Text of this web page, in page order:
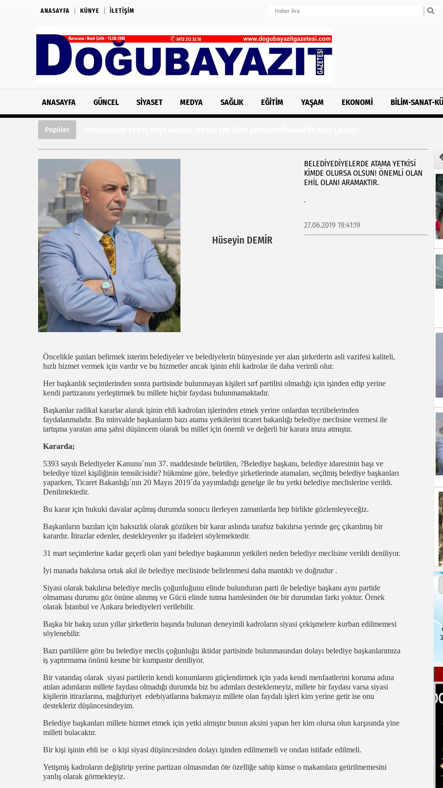
ANASAYFA KÜNYE İLETIŞIM
ANASAYFA GÜNCEL SIYASET MEDYA SAĞLIK EĞITIM YAŞAM EKONOMI BILIM-SANAT-
Popüler
Hüseyin DEMİR
BELEDIYEDIYELERDE ATAMA YETKISI
KIMDE OLURSA OLSUN! ÖNEMLI OLAN
EHIL OLANI ARAMAKTIR.
.
27.06.2019 19:41:19
Öncelikle şunları belirmek isterim belediyeler ve belediyelerin bünyesinde yer alan şirketlerin asli vazifesi kaliteli,
hızlı hizmet vermek için vardır ve bu hizmetler ancak işinin ehli kadrolar ile daha verimli olur.
Her başkanlık seçimlerinden sonra partisinde bulunmayan kişileri sırf partilisi olmadığı için işinden edip yerine
kendi partizanını yerleştirmek bu millete hiçbir faydası bulunmamaktadır.
Başkanlar radikal kararlar alarak işinin ehli kadroları işlerinden etmek yerine onlardan tecrübelerinden
faydalanmalıdır. Bu minvalde başkanların bazı atama yetkilerini ticaret bakanlığı belediye meclisine vermesi ile
tartışma yaratan ama şahsi düşüncem olarak bu millet için önemli ve değerli bir karara imza atmıştır.
Kararda;
5393 sayılı Belediyeler Kanunu´nun 37. maddesinde belirtilen, ?Belediye başkanı, belediye idaresinin başı ve
belediye tüzel kişiliğinin temsilcisidir? hükmüne göre, belediye şirketlerinde atamaları, seçilmiş belediye başkanları
yaparken, Ticaret Bakanlığı´nın 20 Mayıs 2019´da yayımladığı genelge ile bu yetki belediye meclislerine verildi.
Denilmektedir.
Bu karar için hukuki davalar açılmış durumda sonucu ilerleyen zamanlarda hep birlikte gözlemleyeceğiz.
Başkanların bazıları için haksızlık olarak gözüken bir karar aslında tarafsız bakılırsa yerinde geç çıkarılmış bir
karardır. İtirazlar edenler, destekleyenler şu ifadeleri söylemektedir.
31 mart seçimlerine kadar geçerli olan yani belediye başkanının yetkileri neden belediye meclisine verildi deniliyor.
İyi manada bakılırsa ortak akıl ile belediye meclisinde belirlenmesi daha mantıklı ve doğrudur .
Siyasi olarak bakılırsa belediye meclis çoğunluğunu elinde bulunduran parti ile belediye başkanı aynı partide
olmaması durumu göz önüne alınmış ve Gücü elinde tutma hamlesinden öte bir durumdan farkı yoktur. Örnek
olarak İstanbul ve Ankara belediyeleri verilebilir.
Başka bir bakış uzun yıllar şirketlerin başında bulunan deneyimli kadroların siyasi çekişmelere kurban edilmemesi
söylenebilir.
Bazı partililere göre bu belediye meclis çoğunluğu iktidar partisinde bulunmasından dolayı belediye başkanlarımıza
iş yaptırmama önünü kesme bir kumpastır deniliyor.
Bir vatandaş olarak siyasi partilerin kendi konumlarını güçlendirmek için yada kendi menfaatlerini koruma adına
atılan adımların millete faydası olmadığı durumda biz bu adımları desteklemeyiz, millete bir faydası varsa siyasi
kişilerin itirazlarına, mağduriyet edebiyatlarına bakmayız millete olan faydalı işleri kim yerine getir ise onu
destekleriz düşüncesindeyim.
Belediye başkanları millete hizmet etmek için yetki almıştır bunun aksini yapan her kim olursa olun karşısında yine
milleti bulacaktır.
Bir kişi işinin ehli ise o kişi siyasi düşüncesinden dolayı işinden edilmemeli ve ondan istifade edilmeli.
Yetişmiş kadroların değiştirip yerine partizan olmasından öte özelliğe sahip kimse o makamlara getirilmemesini
yanlış olarak görmekteyiz.